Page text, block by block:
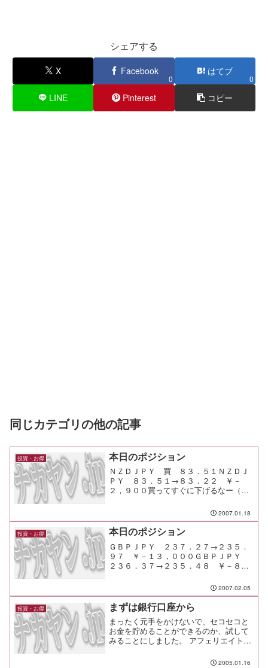
シェアする
X Facebook
0
はてブ
0
LINE Pinterest コピー
同じカテゴリの他の記事
投資・お得 本日のポジション
ＮＺＤＪＰＹ 買 ８３．５１ＮＺＤＪ
ＰＹ ８３．５１→８３．２２ ￥－
２，９００買ってすぐに下げるなー（笑
ＧＢＰＪＰＹ 買 ２３６．６４ＮＺＤ
ＪＰＹ 買 ８３．９１
2007.01.18
投資・お得 本日のポジション
ＧＢＰＪＰＹ ２３７．２７→２３５．
９７ ￥－１３，０００ＧＢＰＪＰＹ
２３６．３７→２３５．４８ ￥－８，
新しいオシレータの調整を続ける。んー
今月の儲けがとんとんまで落ちてしまっ
た。敗因は不慣れなシステ...
2007.02.05
投資・お得 まずは銀行口座から
まったく元手をかけないで、セコセコと
お金を貯めることができるのか、試して
みることにしました。 アフェリエイトの
きましたが、それらとはまったく別で、
2005.01.16